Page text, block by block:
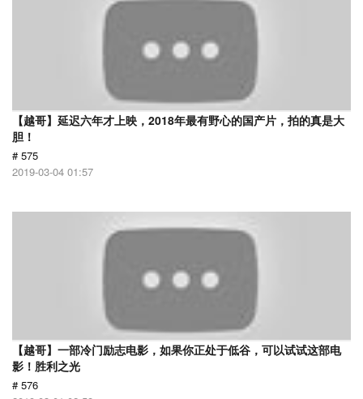
【越哥】延迟六年才上映，2018年最有野心的国产片，拍的真是大
胆！
# 575
2019-03-04 01:57
【越哥】一部冷门励志电影，如果你正处于低谷，可以试试这部电
影！胜利之光
# 576